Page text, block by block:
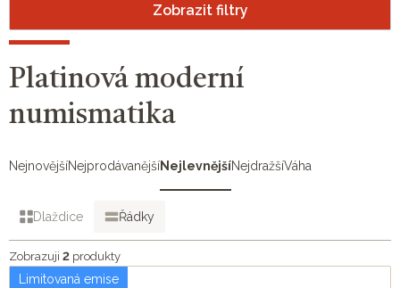
Zobrazit filtry
Platinová moderní
numismatika
NejnovějšíNejprodávanějšíNejlevnějšíNejdražšíVáha
Dlaždice Řádky
Zobrazuji 2 produkty
Limitovaná emise